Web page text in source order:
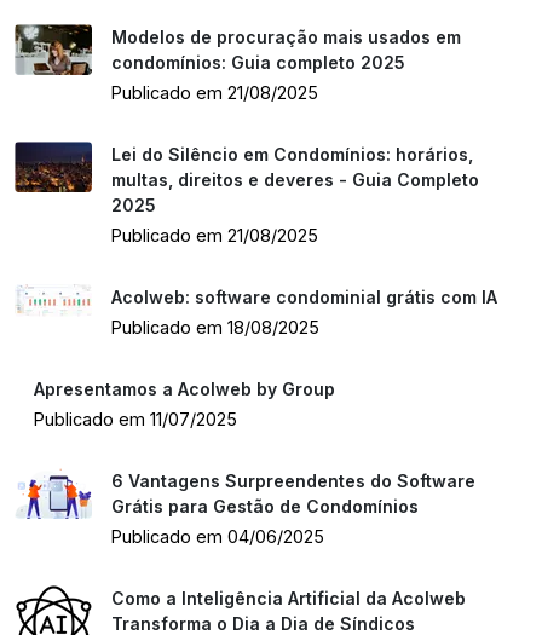
Modelos de procuração mais usados em
condomínios: Guia completo 2025
Publicado em 21/08/2025
Lei do Silêncio em Condomínios: horários,
multas, direitos e deveres - Guia Completo
2025
Publicado em 21/08/2025
Acolweb: software condominial grátis com IA
Publicado em 18/08/2025
Apresentamos a Acolweb by Group
Publicado em 11/07/2025
6 Vantagens Surpreendentes do Software
Grátis para Gestão de Condomínios
Publicado em 04/06/2025
Como a Inteligência Artificial da Acolweb
Transforma o Dia a Dia de Síndicos